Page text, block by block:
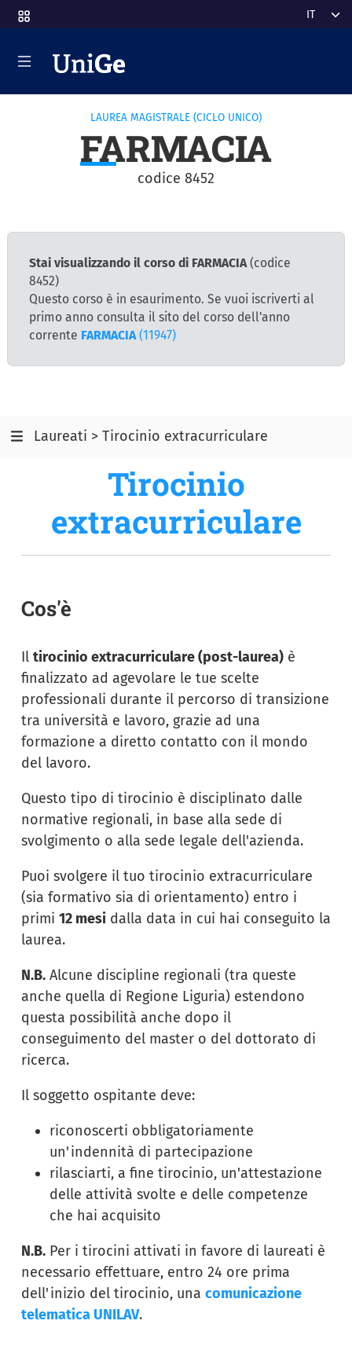
al contenuto principale Select
LAUREA MAGISTRALE (CICLO UNICO)
FARMACIA
codice 8452
Stai visualizzando il corso di FARMACIA (codice
8452)
Questo corso è in esaurimento. Se vuoi iscriverti al
primo anno consulta il sito del corso dell'anno
corrente FARMACIA (11947)
Laureati > Tirocinio extracurriculare
Tirocinio
extracurriculare
Cos'è
Il tirocinio extracurriculare (post-laurea) è
finalizzato ad agevolare le tue scelte
professionali durante il percorso di transizione
tra università e lavoro, grazie ad una
formazione a diretto contatto con il mondo
del lavoro.
Questo tipo di tirocinio è disciplinato dalle
normative regionali, in base alla sede di
svolgimento o alla sede legale dell'azienda.
Puoi svolgere il tuo tirocinio extracurriculare
(sia formativo sia di orientamento) entro i
primi 12 mesi dalla data in cui hai conseguito la
laurea.
N.B. Alcune discipline regionali (tra queste
anche quella di Regione Liguria) estendono
questa possibilità anche dopo il
conseguimento del master o del dottorato di
ricerca.
Il soggetto ospitante deve:
riconoscerti obbligatoriamente
un'indennità di partecipazione
rilasciarti, a fine tirocinio, un'attestazione
delle attività svolte e delle competenze
che hai acquisito
N.B. Per i tirocini attivati in favore di laureati è
necessario effettuare, entro 24 ore prima
dell'inizio del tirocinio, una comunicazione
telematica UNILAV.